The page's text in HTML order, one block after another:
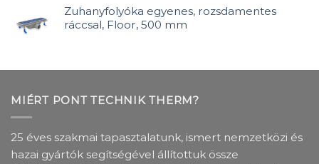
Zuhanyfolyóka egyenes, rozsdamentes
ráccsal, Floor, 500 mm
MIÉRT PONT TECHNIK THERM?
25 éves szakmai tapasztalatunk, ismert nemzetközi és
hazai gyártók segítségével állítottuk össze